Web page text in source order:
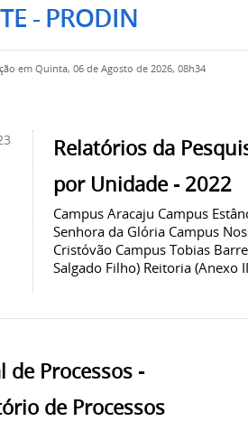
- PRODIN
em Quinta, 06 de Agosto de 2026, 08h34
Relatórios da
por Unidade - 2022
Campus Aracaju Campus
Senhora da Glória Campus
Cristóvão Campus Tobias
Salgado Filho) Reitoria (Anexo
de Processos -
de Processos